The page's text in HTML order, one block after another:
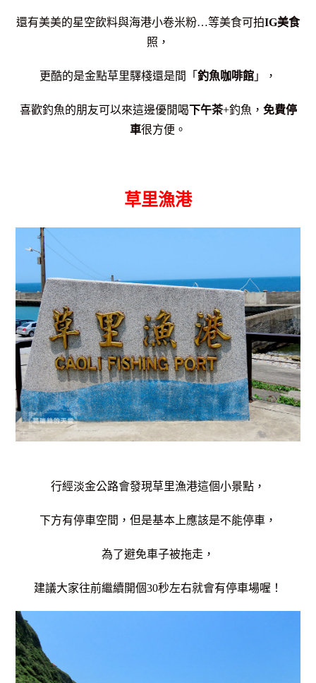
還有美美的星空飲料與海港小卷米粉…等美食可拍IG美食
照，
更酷的是金點草里驛棧還是間「 釣魚咖啡館 」 ，
喜歡釣魚的朋友可以來這邊優閒喝 下午茶+釣魚， 免費停
車很方便。
草里漁港
行經淡金公路會發現草里漁港這個小景點，
下方有停車空間，但是基本上應該是不能停車，
為了避免車子被拖走，
建議大家往前繼續開個30秒左右就會有停車場喔！